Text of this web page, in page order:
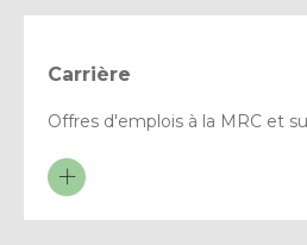
Carrière
Offres d'emplois à la MRC et